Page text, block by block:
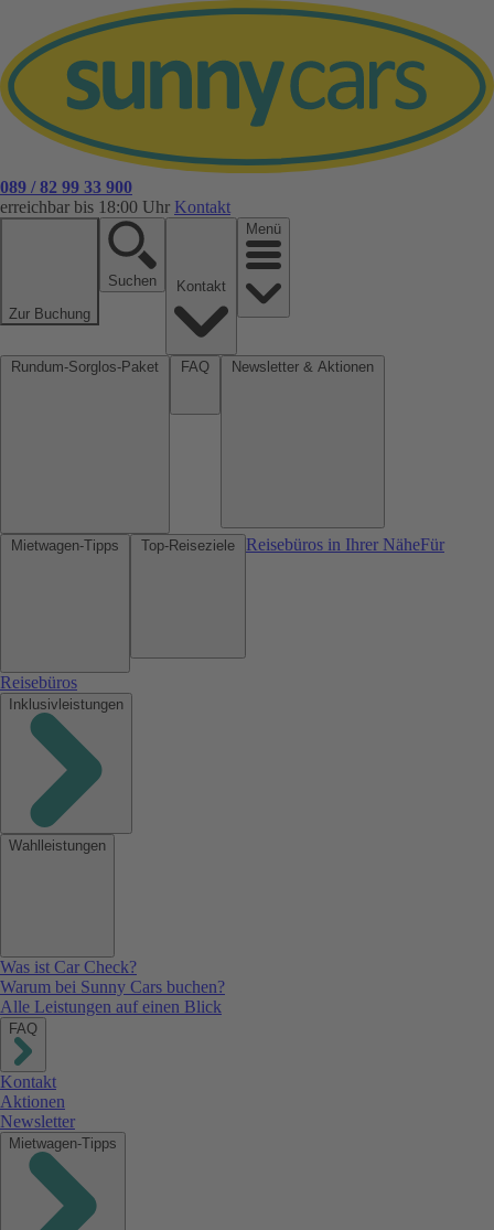
089 / 82 99 33 900
erreichbar bis 18:00 Uhr Kontakt
Zur Buchung
Suchen
Menü
Reisebüros in Ihrer NäheFür
Reisebüros
Inklusivleistungen
Wahlleistungen
Was ist Car Check?
Warum bei Sunny Cars buchen?
Alle Leistungen auf einen Blick
FAQ
Kontakt
Aktionen
Newsletter
Mietwagen-Tipps